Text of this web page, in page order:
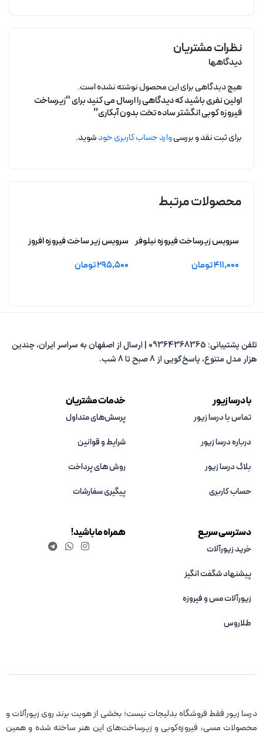
نظرات مشتریان
دیدگاهها
هیچ دیدگاهی برای این محصول نوشته نشده است.
اولین نفری باشید که دیدگاهی را ارسال می کنید برای “زیرساخت
فیروزه کوبی انگشتر ساده تخت بدون آبکاری”
برای ثبت نقد و بررسیوارد حساب کاربری خودشوید.
محصولات مرتبط
سرویس زیرساخت فیروزه نیلوفر
411,000تومان
سرویس زیر ساخت فیروزه افروز
295,500تومان
تلفن پشتیبانی: 09364368365 | ارسال از اصفهان به سراسر ایران، چندین
هزار مدل متنوع، پاسخ‌گویی از 8 صبح تا 8 شب.
با درسا زیور
تماس با درسا زیور
درباره درسا زیور
بلاگ درسا زیور
حساب کاربری
خدمات مشتریان
پرسش‌های متداول
شرایط و قوانین
روش های پرداخت
پیگیری سفارشات
دسترسی سریع
خرید زیورآلات
پیشنهاد شگفت انگیز
زیورآلات مس و فیروزه‌
طلاروس
همراه ما باشید!
درسا زیور فقط فروشگاه بدلیجات نیست؛ بخشی از هویت برند روی زیورآلات و
محصولات مسی، فیروزه‌کوبی و زیرساخت‌های این هنر ساخته شده و همین